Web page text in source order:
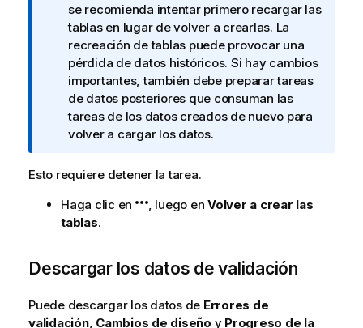
o
t
a
i
n
f
o
r
a
i
v
se recomienda intentar primero recargar las
tablas en lugar de volver a crearlas. La
recreación de tablas puede provocar una
pérdida de datos históricos. Si hay cambios
importantes, también debe preparar tareas
de datos posteriores que consuman las
tareas de los datos creados de nuevo para
volver a cargar los datos.
Esto requiere detener la tarea.
Haga clic en
, luego en Volver a crear las
tablas.
Descargar los datos de validación
Puede descargar los datos de Errores de
validación, Cambios de diseño y Progreso de la